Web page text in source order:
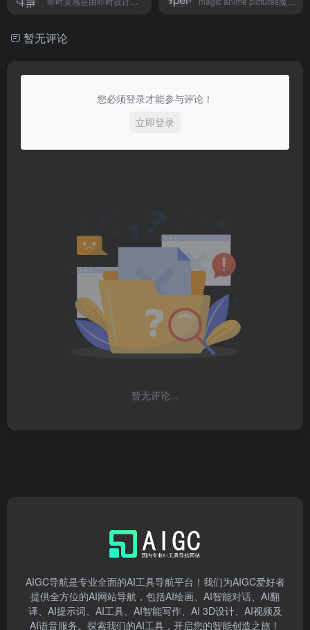
暂无评论
您必须登录才能参与评论！
立即登录
暂无评论...
AIGC导航是专业全面的AI工具导航平台！我们为AIGC爱好者
提供全方位的AI网站导航，包括AI绘画、AI智能对话、AI翻
译、AI提示词、AI工具、AI智能写作、AI 3D设计、AI视频及
AI语音服务。探索我们的AI工具，开启您的智能创造之旅！